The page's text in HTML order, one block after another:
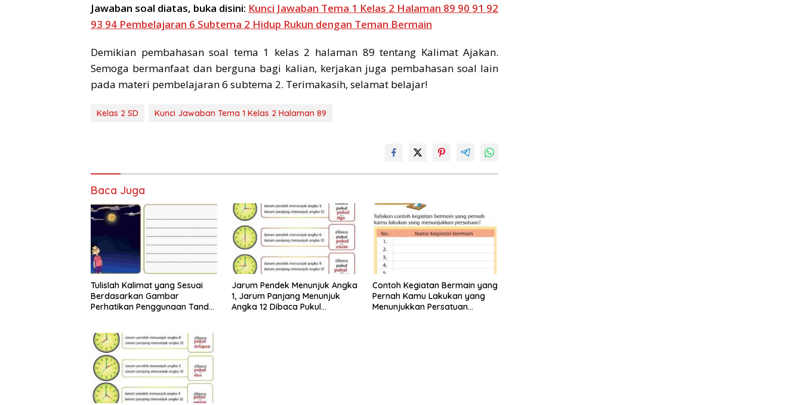
Jawaban soal diatas, buka disini: Kunci Jawaban Tema 1 Kelas 2 Halaman 89 90 91 92
93 94 Pembelajaran 6 Subtema 2 Hidup Rukun dengan Teman Bermain
Demikian pembahasan soal tema 1 kelas 2 halaman 89 tentang Kalimat Ajakan.
Semoga bermanfaat dan berguna bagi kalian, kerjakan juga pembahasan soal lain
pada materi pembelajaran 6 subtema 2. Terimakasih, selamat belajar!
Kelas 2 SD Kunci Jawaban Tema 1 Kelas 2 Halaman 89
Baca Juga
Tulislah Kalimat yang Sesuai
Berdasarkan Gambar
Perhatikan Penggunaan Tanda
Jarum Pendek Menunjuk Angka
1, Jarum Panjang Menunjuk
Angka 12 Dibaca Pukul
Contoh Kegiatan Bermain yang
Pernah Kamu Lakukan yang
Menunjukkan Persatuan